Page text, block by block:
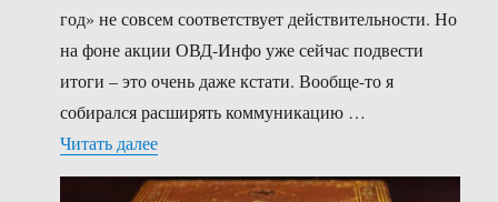
год» не совсем соответствует действительности. Но
на фоне акции ОВД-Инфо уже сейчас подвести
итоги – это очень даже кстати. Вообще-то я
собирался расширять коммуникацию …
Читать далее«Климов. Итоги. 1 год.»